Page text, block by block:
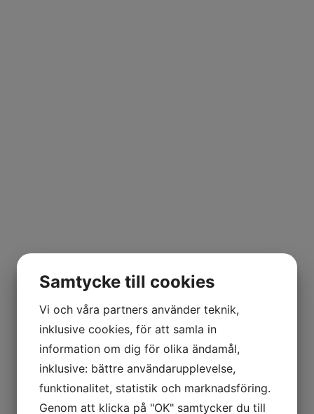
Samtycke till cookies
Vi och våra partners använder teknik,
inklusive cookies, för att samla in
information om dig för olika ändamål,
inklusive: bättre användarupplevelse,
funktionalitet, statistik och marknadsföring.
Genom att klicka på "OK" samtycker du till